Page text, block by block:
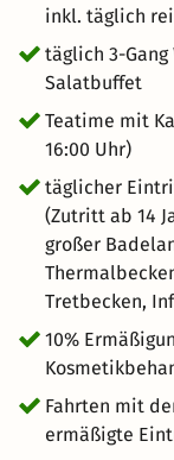
regionale
einzigartigen
inkl. täglich
täglich 3-
Salatbuffet
Teatime mit
16:00 Uhr)
täglicher
(Zutritt ab 14
großer
Tretbecken,
10%
Fahrten mit
ermäßigte